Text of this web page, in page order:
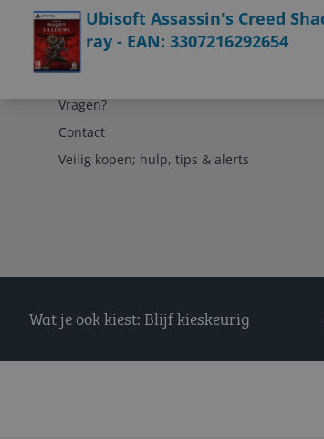
Ubisoft Assassin's Creed
ray - EAN: 3307216292654
Service
Vragen?
Contact
Veilig kopen; hulp, tips & alerts
Wat je ook kiest: Blijf kieskeurig